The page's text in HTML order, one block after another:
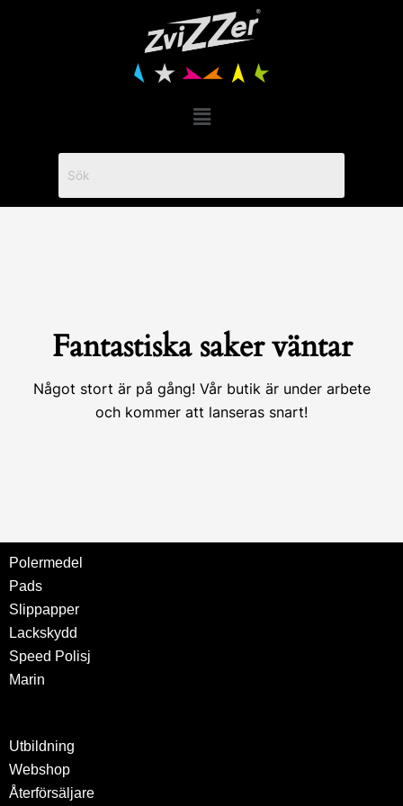
Menu
Fantastiska saker väntar
Något stort är på gång! Vår butik är under arbete
och kommer att lanseras snart!
Polermedel
Pads
Slippapper
Lackskydd
Speed Polisj
Marin
Utbildning
Webshop
Återförsäljare